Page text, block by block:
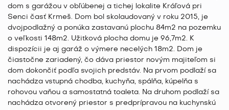
dom s garážou v obľúbenej a tichej lokalite Kráľová pri
Senci časť Krmeš. Dom bol skolaudovaný v roku 2015, je
dvojpodlažný a ponúka zastavanú plochu 84m2 na pozemku
o veľkosti 148m2. Užitková plocha domu je 96,7m2. K
dispozícii je aj garáž o výmere necelých 18m2. Dom je
čiastočne zariadený, čo dáva priestor novým majiteľom si
dom dokončiť podľa svojich predstáv. Na prvom podlaží sa
nachádza vstupná chodba, kuchyňa, spálňa, kúpelňa s
rohovou vaňou a samostatná toaleta. Na druhom podlaží sa
nachádza otvorený priestor s predprípravou na kuchynskú